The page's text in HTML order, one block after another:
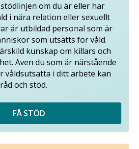
om du är eller har
i nära relation eller sexuellt
är utbildad personal som är
som utsatts för våld.
kunskap om killars och
Även du som är närstående
våldsutsatta i ditt arbete kan
och stöd.
FÅ STÖD